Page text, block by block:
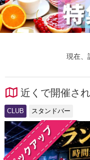
現在、
近くで開催さ
CLUB スタンドバー